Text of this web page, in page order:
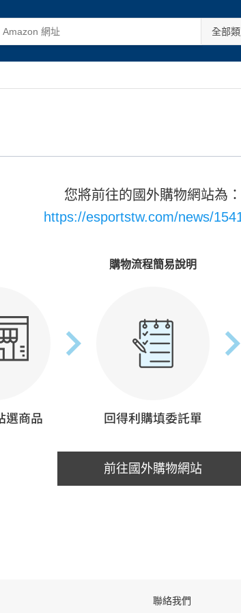
全部類
您將前往的國外購物網站為：
https://esportstw.com/news/
購物流程簡易說明
前往國外購物網站
聯絡我們